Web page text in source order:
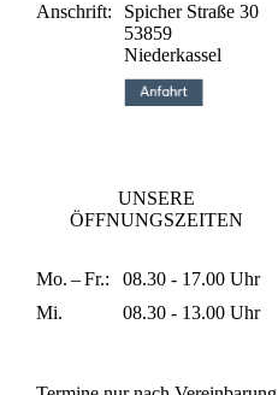
Anschrift:
Spicher Straße 30
53859
Niederkassel
UNSERE
ÖFFNUNGSZEITEN
Mo. – Fr.:
08.30 - 17.00 Uhr
Mi.
08.30 - 13.00 Uhr